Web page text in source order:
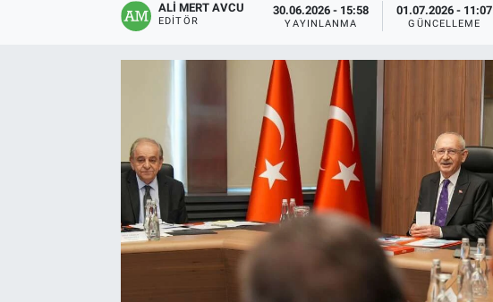
ALI MERT AVCU
EDITÖR
30.06.2026 - 15:58
YAYINLANMA
01.07.2026 - 11:07
GÜNCELLEME
ASTROLOJİ
İletişim/Künye